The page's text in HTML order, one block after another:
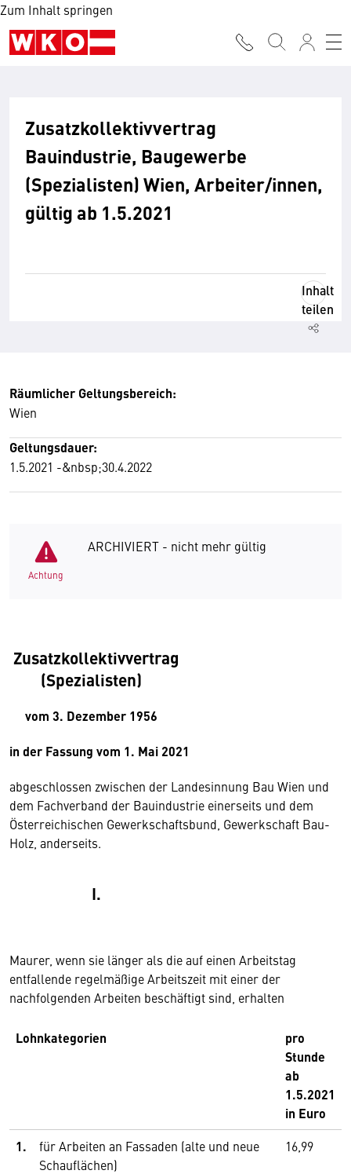
Zum Inhalt springen
Zusatzkollektivvertrag
Bauindustrie, Baugewerbe
(Spezialisten) Wien, Arbeiter/innen,
gültig ab 1.5.2021
Inhalt
teilen
Räumlicher Geltungsbereich:
Wien
Geltungsdauer:
1.5.2021 -&nbsp;30.4.2022
Achtung
ARCHIVIERT - nicht mehr gültig
Zusatzkollektivvertrag
(Spezialisten)
vom 3. Dezember 1956
in der Fassung vom 1. Mai 2021
abgeschlossen zwischen der Landesinnung Bau Wien und
dem Fachverband der Bauindustrie einerseits und dem
Österreichischen Gewerkschaftsbund, Gewerkschaft Bau-
Holz, anderseits.
I.
Maurer, wenn sie länger als die auf einen Arbeitstag
entfallende regelmäßige Arbeitszeit mit einer der
nachfolgenden Arbeiten beschäftigt sind, erhalten
Lohnkategorien
pro
Stunde
ab
1.5.2021
in Euro
1.
für Arbeiten an Fassaden (alte und neue
Schauflächen)
16,99